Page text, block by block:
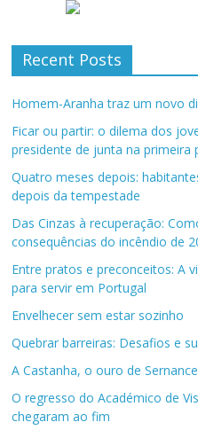
Recent Posts
Homem-Aranha traz um novo
Ficar ou partir: o dilema dos
presidente de junta na primeira
Quatro meses depois:
depois da tempestade
Das Cinzas à recuperação:
consequências do incêndio de
Entre pratos e preconceitos: A
para servir em Portugal
Envelhecer sem estar sozinho
Quebrar barreiras: Desafios e
A Castanha, o ouro de
O regresso do Académico de
chegaram ao fim